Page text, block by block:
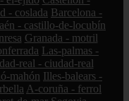
- coslada Barcelona -
- castillo-de-locubín
Granada - motril
Las-palmas -
real - ciudad-real
mahón Illes-balears -
A-coruña - ferrol